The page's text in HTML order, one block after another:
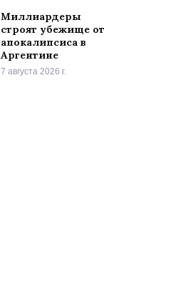
Миллиардеры
строят убежище от
апокалипсиса в
Аргентине
7 августа 2026 г.